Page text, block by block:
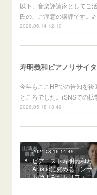
以下、音楽評論家としてご
氏の、ご厚意の講評です。
2026.06.14 12:10
今年もここHPでの告知を後
ところでした。(SNSでの拡
2026.05.18 13:49
2024.08.16 14:49
ピアニスト寿明義和と
Artisticに究めるコンサ
ト@すみだトリフォニ